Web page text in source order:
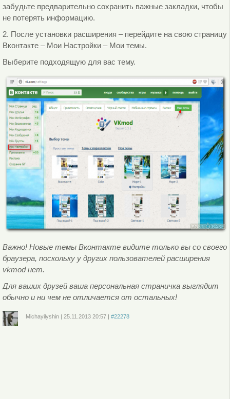
забудьте предварительно сохранить важные закладки, чтобы
не потерять информацию.
2. После установки расширения – перейдите на свою страницу
Вконтакте – Мои Настройки – Мои темы.
Выберите подходящую для вас тему.
Важно! Новые темы Вконтакте видите только вы со своего
браузера, поскольку у других пользователей расширения
vkmod нет.
Для ваших друзей ваша персональная страничка выглядит
обычно и ни чем не отличается от остальных!
Michayilyshin| 25.11.2013 20:57| #22278